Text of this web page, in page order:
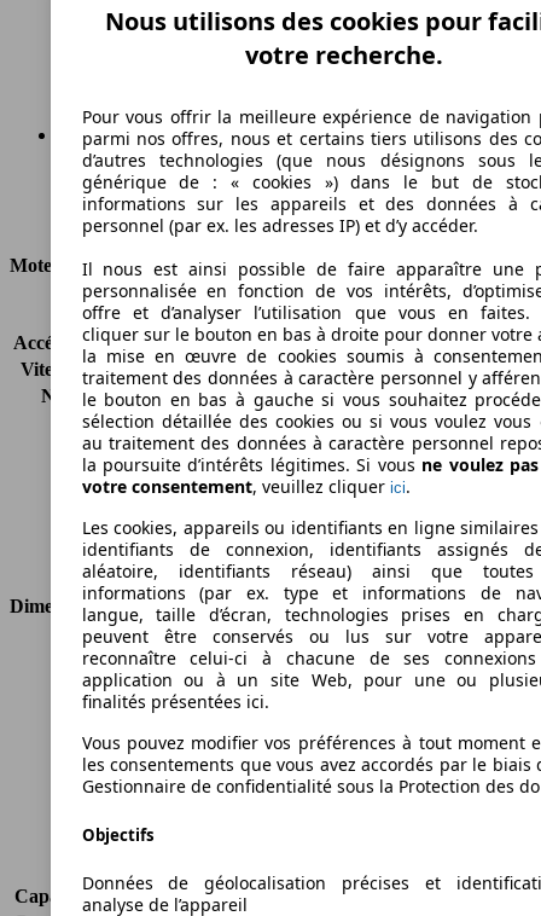
Electrique
Ø 15.0 kWh/100km
Consommation
Moteur et Puissance
KW (CH)
80 kW (109 PS)
Accélération (0-100 km/h) 11.9s
Vitesse maximale (km/h) 145 km/h
Nombre de vitesses
1
Couple
270 nm
Cylindrée
Carburant
Electrique
Transmission
Boîte automatique
Type de traction
Traction avant
Dimensions
Longueur
4445 mm
Hauteur
1550 mm
Largeur
Empattement
2700 mm
Poids maximum
1965 kg
Charge maximale
440 kg
Sièges
Capacité de remorquage (sans freins) -
Nous utilisons des cookies pour
votre recherche.
Pour vous offrir la meilleure expérience de navigation
parmi nos offres, nous et certains tiers utilisons des
d’autres technologies (que nous désignons sous
générique de : « cookies ») dans le but de
informations sur les appareils et des données à
personnel (par ex. les adresses IP) et d’y accéder.
Il nous est ainsi possible de faire apparaître une
personnalisée en fonction de vos intérêts,
offre et d’analyser l’utilisation que vous en faites.
cliquer sur le bouton en bas à droite pour donner votre
la mise en œuvre de cookies soumis à
traitement des données à caractère personnel y
le bouton en bas à gauche si vous souhaitez
sélection détaillée des cookies ou si vous voulez vous
au traitement des données à caractère personnel
la poursuite d’intérêts légitimes. Si vous ne voulez
votre consentement, veuillez cliquer ici.
Les cookies, appareils ou identifiants en ligne
identifiants de connexion, identifiants assignés
aléatoire, identifiants réseau) ainsi que
informations (par ex. type et informations de
langue, taille d’écran, technologies prises en
peuvent être conservés ou lus sur votre
reconnaître celui-ci à chacune de ses
application ou à un site Web, pour une ou
finalités présentées ici.
Vous pouvez modifier vos préférences à tout moment
les consentements que vous avez accordés par le biais
Gestionnaire de confidentialité sous la Protection des
Objectifs
Données de géolocalisation précises et
analyse de l’appareil